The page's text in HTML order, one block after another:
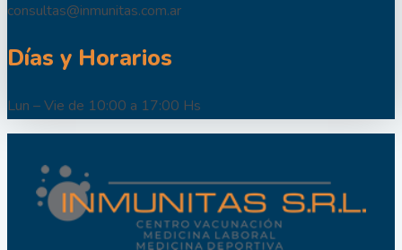
consultas@inmunitas.com.ar
Días y Horarios
Lun – Vie de 10:00 a 17:00 Hs